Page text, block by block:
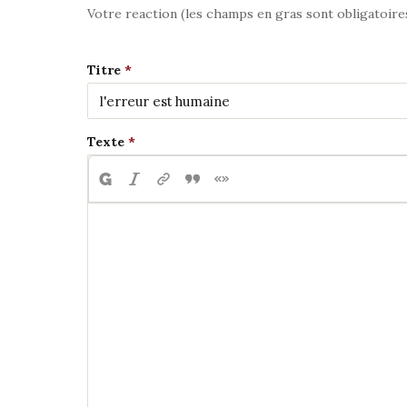
Votre reaction (les champs en gras sont
Titre
Texte